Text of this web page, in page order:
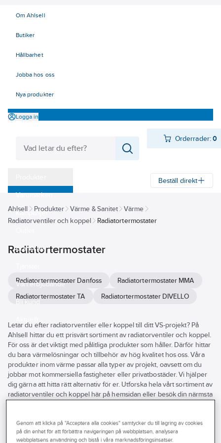
Om Ahlsell
Butiker
Hållbarhet
Jobba hos oss
Nya produkter
Logga in
Orderrader:0
Varumärken
Kampanjer
Branscher
Vårt erbjudande
Bli kund
Beställ direkt
Ahlsell Produkter Värme & Sanitet
Värme
Radiatorventiler och koppel
Radiatortermostater
Radiatortermostater
Radiatortermostater Danfoss
Radiatortermostater MMA
Radiatortermostater TA
Radiatortermostater DIVELLO
Letar du efter radiatorventiler eller koppel till ditt VS-projekt? På
Ahlsell hittar du ett prisvärt sortiment av radiatorventiler och koppel.
För oss är det viktigt med pålitliga produkter som håller. Därför hittar
du bara värmelösningar och tillbehör av hög kvalitet hos oss. Våra
produkter inom värme passar alla typer av projekt, oavsett om du
jobbar mot kommersiella fastigheter eller privatbostäder. Vi hjälper
dig gärna att hitta rätt alternativ för er. Utforska hela vårt sortiment av
radiatorventiler och koppel här på hemsidan eller besök din närmsta
Varumärke Lagerförd
alla
filter
Produkter (64)
Genom att klicka på "Acceptera alla cookies" samtycker du till lagring av cookies
på din enhet för att förbättra navigeringen på webbplatsen, analysera
webbplatsens användning och bistå i våra marknadsföringsinsatser.